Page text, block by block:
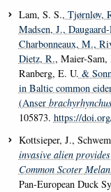
Lam, S. S., Tjørnløv,
Madsen, J.,
Charbonneaux, M.,
Dietz, R., Maier-
Ranberg, E. U. &
in Baltic common
(Anser
105873. https://
Kottsieper, J.,
invasive alien
Common Scoter
Pan-European Duck